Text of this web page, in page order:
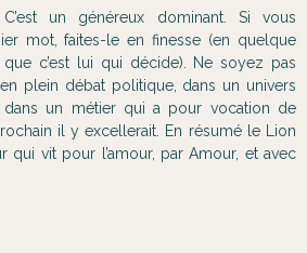
un généreux dominant. Si vous
mot, faites-le en finesse (en quelque
c’est lui qui décide). Ne soyez pas
plein débat politique, dans un univers
dans un métier qui a pour vocation de
il y excellerait. En résumé le Lion
qui vit pour l’amour, par Amour, et avec